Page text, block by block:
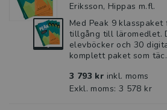
Eriksson, Hippas m.fl.
Med Peak 9
tillgång till läromedlet.
elevböcker och 30
komplett paket som
3 793 kr inkl. moms
Exkl. moms: 3 578 kr